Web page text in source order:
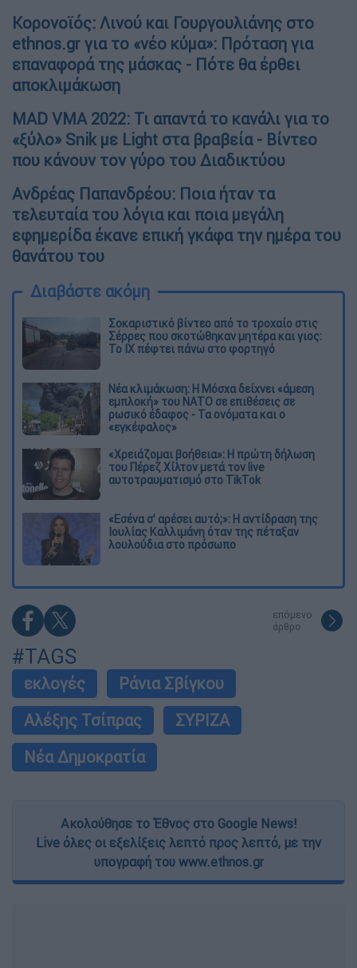
Κορονοϊός: Λινού και Γουργουλιάνης στο
ethnos.gr για το «νέο κύμα»: Πρόταση για
επαναφορά της μάσκας - Πότε θα έρθει
αποκλιμάκωση
MAD VMA 2022: Τι απαντά το κανάλι για το
«ξύλο» Snik με Light στα βραβεία - Βίντεο
που κάνουν τον γύρο του Διαδικτύου
Ανδρέας Παπανδρέου: Ποια ήταν τα
τελευταία του λόγια και ποια μεγάλη
εφημερίδα έκανε επική γκάφα την ημέρα του
θανάτου του
Διαβάστε ακόμη
Σοκαριστικό βίντεο από το τροχαίο στις
Σέρρες που σκοτώθηκαν μητέρα και γιος:
Το ΙΧ πέφτει πάνω στο φορτηγό
Νέα κλιμάκωση: Η Μόσχα δείχνει «άμεση
εμπλοκή» του ΝΑΤΟ σε επιθέσεις σε
ρωσικό έδαφος - Τα ονόματα και ο
«εγκέφαλος»
«Χρειάζομαι βοήθεια»: Η πρώτη δήλωση
του Πέρεζ Χίλτον μετά τον live
αυτοτραυματισμό στο TikTok
«Εσένα σ’ αρέσει αυτό;»: Η αντίδραση της
Ιουλίας Καλλιμάνη όταν της πέταξαν
λουλούδια στο πρόσωπο
επόμενο
άρθρο
#TAGS
εκλογές
Ράνια Σβίγκου
Αλέξης Τσίπρας
ΣΥΡΙΖΑ
Νέα Δημοκρατία
Ακολούθησε το Έθνος στο Google News!
Live όλες οι εξελίξεις λεπτό προς λεπτό, με την
υπογραφή του www.ethnos.gr